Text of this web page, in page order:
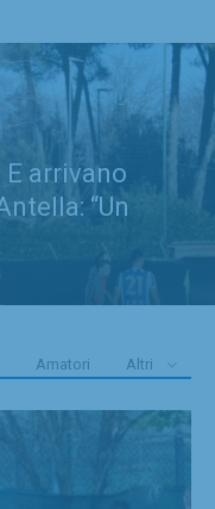
E arrivano
“Un
Amatori Altri